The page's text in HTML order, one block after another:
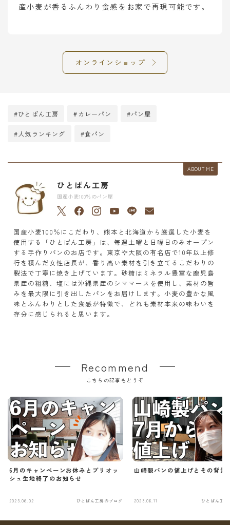
産小麦が香るふんわり食感をお家で再現可能です。
オンラインショップ
#ひとぱん工房 #カレーパン #パン屋
#人気ランキング #食パン
ABOUT ME
ひとぱん工房
国産小麦100％のパン屋
国産小麦100％にこだわり、熊本と北海道から厳選した小麦を
使用する「ひとぱん工房」は、毎週土曜と日曜日のみオープン
する手作りパンのお店です。東京や大阪の有名店で10年以上修
行を積んだ女性店長が、香り高い素材を引き立てるこだわりの
製法で丁寧に焼き上げています。砂糖はミネラル豊富な鹿児島
県産の粗糖、塩には沖縄県産のシママースを使用し、素材の旨
みを最大限に引き出したパンをお届けします。小麦の豊かな風
味とふんわりとした食感が特徴で、どれも素材本来の味わいを
存分に感じられると思います。
Recommend
こちらの記事もどうぞ
6月のキャンペーンお休みとブリオッ
シュ生地終了のお知らせ
2023.06.02 ひとぱん工房のブログ
山崎製パンの値上げとその背景
2023.06.11 ひとぱん工